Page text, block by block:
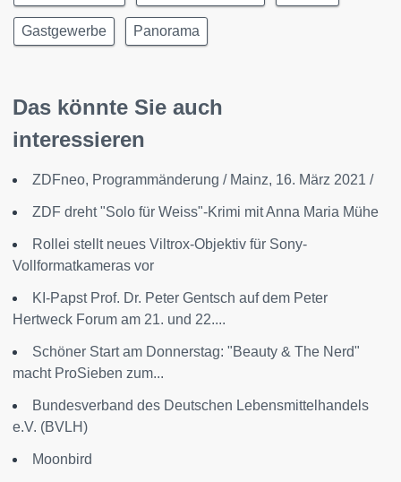
Gastgewerbe Panorama
Das könnte Sie auch
interessieren
ZDFneo, Programmänderung / Mainz, 16. März 2021 /
ZDF dreht "Solo für Weiss"-Krimi mit Anna Maria Mühe
Rollei stellt neues Viltrox-Objektiv für Sony-
Vollformatkameras vor
KI-Papst Prof. Dr. Peter Gentsch auf dem Peter
Hertweck Forum am 21. und 22....
Schöner Start am Donnerstag: "Beauty & The Nerd"
macht ProSieben zum...
Bundesverband des Deutschen Lebensmittelhandels
e.V. (BVLH)
Moonbird